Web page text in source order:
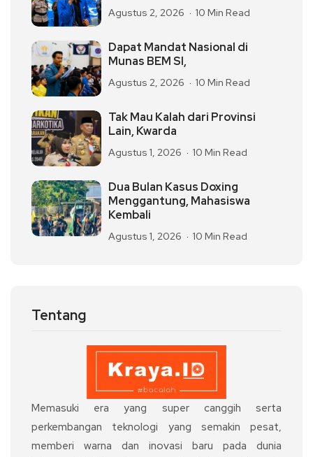
Agustus 2, 2026 10 Min Read
Dapat Mandat Nasional di
Munas BEM SI,
Agustus 2, 2026 10 Min Read
Tak Mau Kalah dari Provinsi
Lain, Kwarda
Agustus 1, 2026 10 Min Read
Dua Bulan Kasus Doxing
Menggantung, Mahasiswa
Kembali
Agustus 1, 2026 10 Min Read
Tentang
Memasuki era yang super canggih serta
perkembangan teknologi yang semakin pesat,
memberi warna dan inovasi baru pada dunia